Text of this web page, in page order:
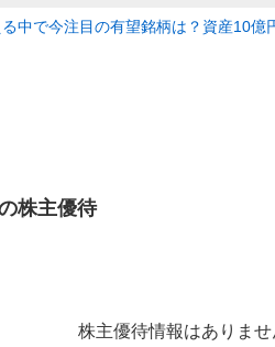
中で今注目の有望銘柄は？資産10億
株主優待
株主優待情報はありませ